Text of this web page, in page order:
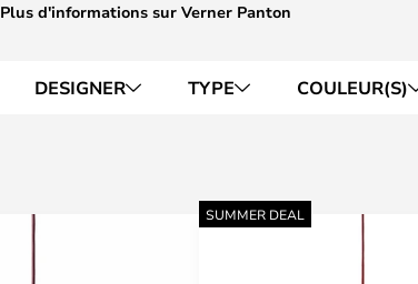
Plus d'informations sur Verner Panton
DESIGNER TYPE COULEUR(S)
SUMMER DEAL